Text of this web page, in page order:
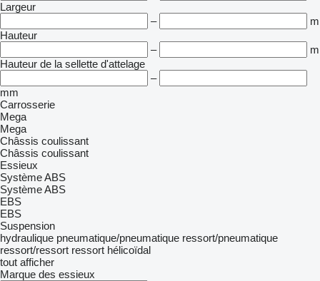
Largeur
–
m
Hauteur
–
m
Hauteur de la sellette d'attelage
–
mm
Carrosserie
Mega
Mega
Châssis coulissant
Châssis coulissant
Essieux
Système ABS
Système ABS
EBS
EBS
Suspension
hydraulique pneumatique/pneumatique ressort/pneumatique
ressort/ressort ressort hélicoïdal
tout afficher
Marque des essieux